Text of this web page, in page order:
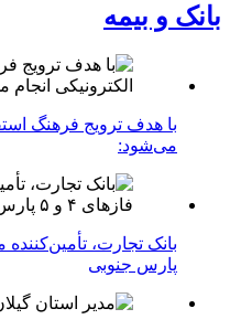
بانک و بیمه
با هدف ترویج فرهنگ
می‌شود:
پارس جنوبی